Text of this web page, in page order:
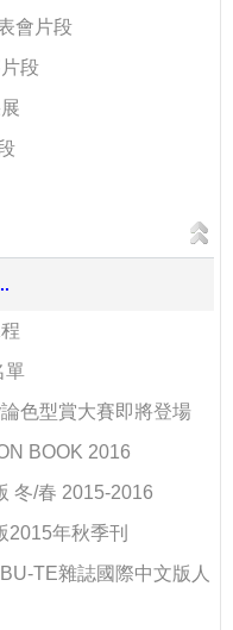
會片段
段
單
色型賞大賽即將登場
BOOK 2016
冬/春 2015-2016
2015年秋季刊
TE雜誌國際中文版人